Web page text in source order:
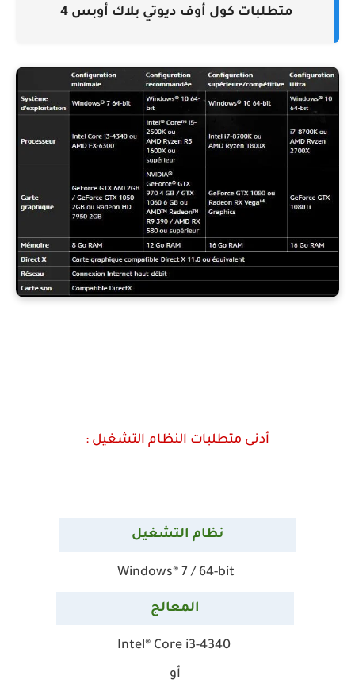
متطلبات كول أوف ديوتي بلاك أوبس 4
أدنى متطلبات النظام التشغيل :
نظام التشغيل
المعالج
Intel® Core i3-4340
أو